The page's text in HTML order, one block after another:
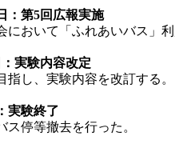
：第5回広報実施
おいて「ふれあいバス」
実験内容改定
し、実験内容を改訂する。
実験終了
停等撤去を行った。